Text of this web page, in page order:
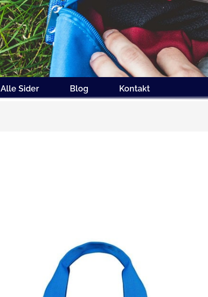
Alle Sider Blog Kontakt